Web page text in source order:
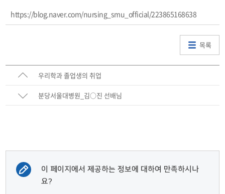
https://blog.naver.com/nursing_smu_official/223865168638
목록
우리학과 졸업생의 취업
분당서울대병원_김○진 선배님
이 페이지에서 제공하는 정보에 대하여 만족하시나
요?